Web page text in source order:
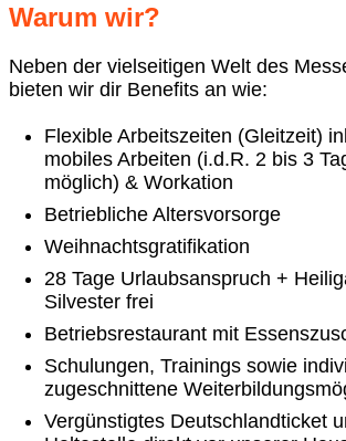
Warum wir?
Neben der vielseitigen Welt des
bieten wir dir Benefits an wie:
Flexible Arbeitszeiten (Gleitzeit)
mobiles Arbeiten (i.d.R. 2 bis 3
möglich) & Workation
Betriebliche Altersvorsorge
Weihnachtsgratifikation
28 Tage Urlaubsanspruch +
Silvester frei
Betriebsrestaurant mit
Schulungen, Trainings sowie
zugeschnittene
Vergünstigtes Deutschlandticket